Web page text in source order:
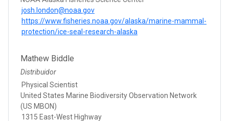
josh.london@noaa.gov
https://www.fisheries.noaa.gov/alaska/marine-mammal-
protection/ice-seal-research-alaska
Mathew Biddle
Distribuidor
Physical Scientist
United States Marine Biodiversity Observation Network
(US MBON)
1315 East-West Highway